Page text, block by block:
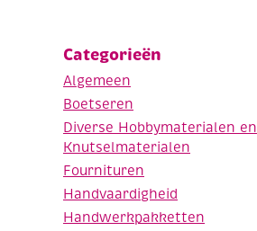
Categorieën
Algemeen
Boetseren
Diverse Hobbymaterialen en
Knutselmaterialen
Fournituren
Handvaardigheid
Handwerkpakketten